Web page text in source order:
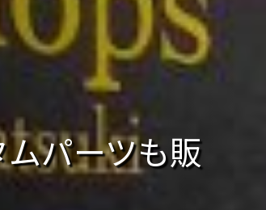
パーツも販